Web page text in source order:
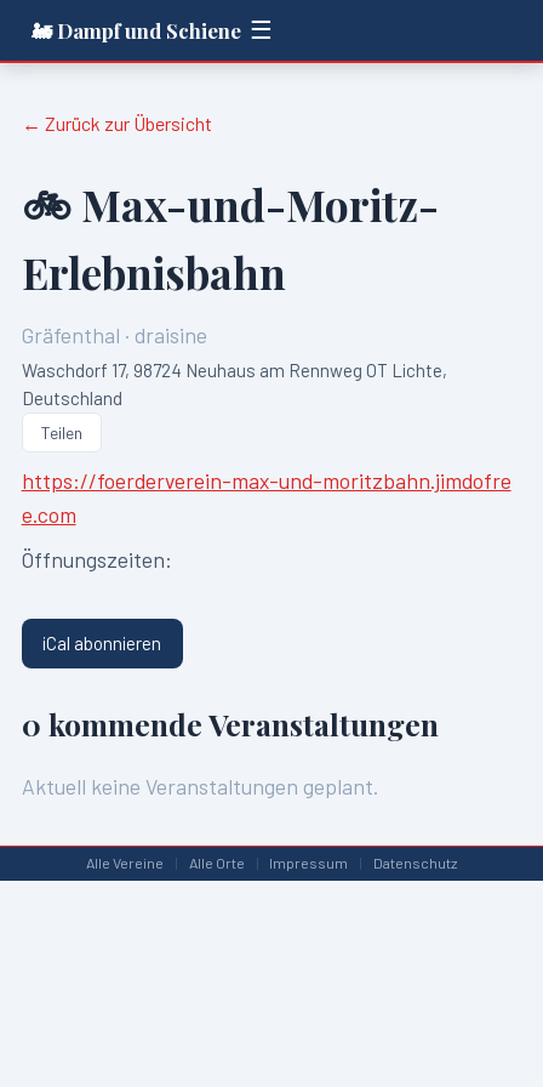
🚂 Dampf und Schiene ☰
← Zurück zur Übersicht
🚲 Max-und-Moritz-
Erlebnisbahn
Gräfenthal · draisine
Waschdorf 17, 98724 Neuhaus am Rennweg OT Lichte,
Deutschland
Teilen
https://foerderverein-max-und-moritzbahn.jimdofre
e.com
Öffnungszeiten:
iCal abonnieren
0 kommende Veranstaltungen
Aktuell keine Veranstaltungen geplant.
Alle Vereine | Alle Orte | Impressum | Datenschutz